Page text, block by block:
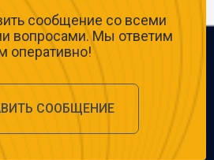
сообщение со всеми
вопросами. Мы ответим
оперативно!
СООБЩЕНИЕ